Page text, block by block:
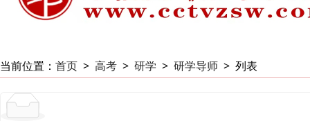
当前位置： 首页 > 高考 > 研学 > 研学导师 > 列表